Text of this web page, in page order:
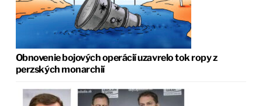
Obnovenie bojových operácií uzavrelo tok ropy z
perzských monarchií